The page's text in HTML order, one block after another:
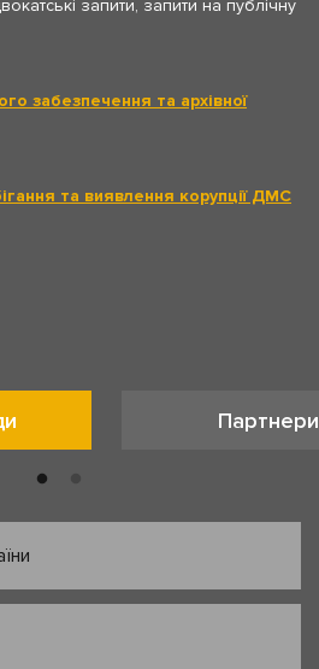
запити, запити на публічну
забезпечення та архівної
та виявлення корупції ДМС
Партнери